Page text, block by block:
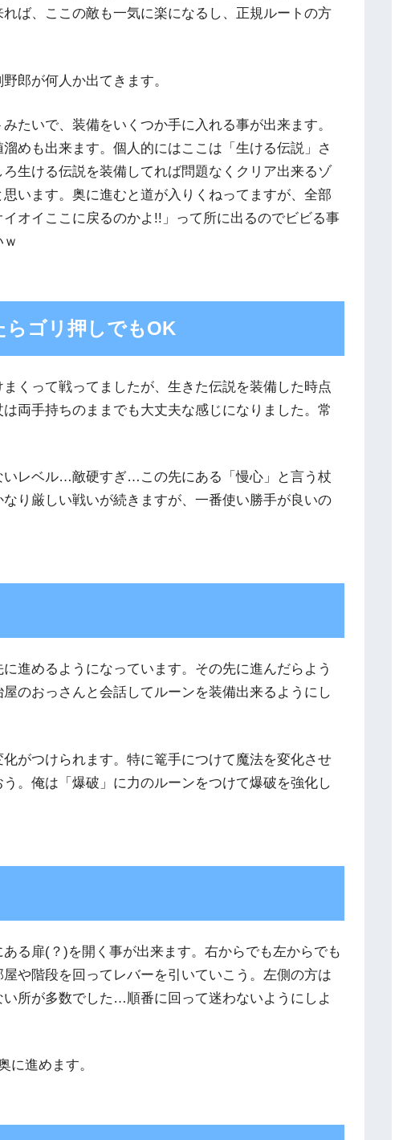
ば、ここの敵も一気に楽になるし、正規ルートの方
郎が何人か出てきます。
たいで、装備をいくつか手に入れる事が出来ます。
めも出来ます。個人的にはここは「生ける伝説」さ
生ける伝説を装備してれば問題なくクリア出来るゾ
います。奥に進むと道が入りくねってますが、全部
オイここに戻るのかよ!!」って所に出るのでビビる事
らゴリ押しでもOK
くって戦ってましたが、生きた伝説を装備した時点
両手持ちのままでも大丈夫な感じになりました。常
いレベル…敵硬すぎ…この先にある「慢心」と言う杖
り厳しい戦いが続きますが、一番使い勝手が良いの
進めるようになっています。その先に進んだらよう
のおっさんと会話してルーンを装備出来るようにし
がつけられます。特に篭手につけて魔法を変化させ
。俺は「爆破」に力のルーンをつけて爆破を強化し
る扉(？)を開く事が出来ます。右からでも左からでも
や階段を回ってレバーを引いていこう。左側の方は
所が多数でした…順番に回って迷わないようにしよ
に進めます。